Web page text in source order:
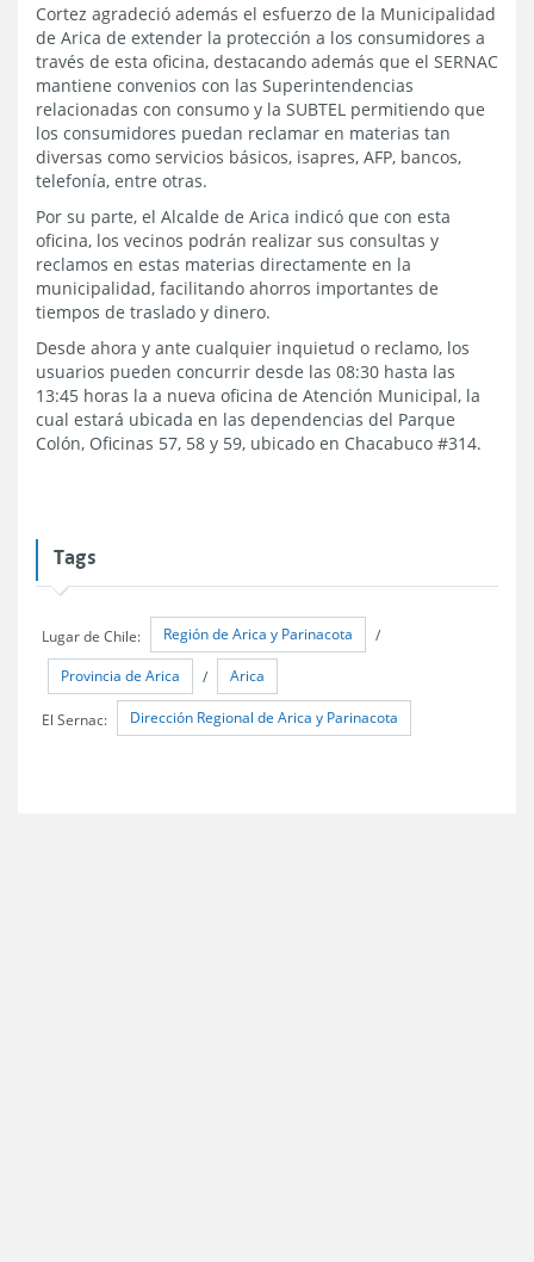
Cortez agradeció además el esfuerzo de la Municipalidad
de Arica de extender la protección a los consumidores a
través de esta oficina, destacando además que el SERNAC
mantiene convenios con las Superintendencias
relacionadas con consumo y la SUBTEL permitiendo que
los consumidores puedan reclamar en materias tan
diversas como servicios básicos, isapres, AFP, bancos,
telefonía, entre otras.
Por su parte, el Alcalde de Arica indicó que con esta
oficina, los vecinos podrán realizar sus consultas y
reclamos en estas materias directamente en la
municipalidad, facilitando ahorros importantes de
tiempos de traslado y dinero.
Desde ahora y ante cualquier inquietud o reclamo, los
usuarios pueden concurrir desde las 08:30 hasta las
13:45 horas la a nueva oficina de Atención Municipal, la
cual estará ubicada en las dependencias del Parque
Colón, Oficinas 57, 58 y 59, ubicado en Chacabuco #314.
Tags
Lugar de Chile: Región de Arica y Parinacota /
Provincia de Arica / Arica
El Sernac: Dirección Regional de Arica y Parinacota